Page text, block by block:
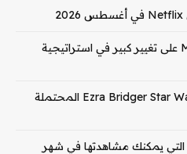
يؤكد الموسم الثاني من Marshals على تغيير كبير في استراتيجية
أحداث حية لـ Ezra Bridger Star Wars Spinoff Series المحتملة
التي يمكنك مشاهدتها في شهر